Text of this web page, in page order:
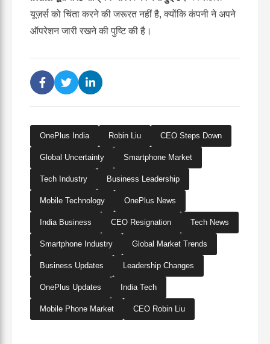
यूज़र्स को चिंता करने की जरूरत नहीं है, क्योंकि कंपनी ने अपने
ऑपरेशन जारी रखने की पुष्टि की है।
OnePlus India Robin Liu CEO Steps Down
Global Uncertainty Smartphone Market
Tech Industry Business Leadership
Mobile Technology OnePlus News
India Business CEO Resignation Tech News
Smartphone Industry Global Market Trends
Business Updates Leadership Changes
OnePlus Updates India Tech
Mobile Phone Market CEO Robin Liu